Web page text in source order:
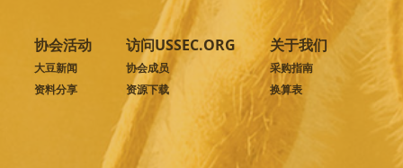
协会活动
大豆新闻
资料分享
访问USSEC.ORG
协会成员
资源下载
关于我们
采购指南
换算表